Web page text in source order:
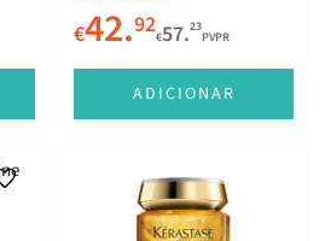
€42.92€57.23
PVPR
ADICIONAR